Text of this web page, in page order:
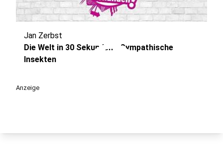
play_circle
Jan Zerbst
Die Welt in 30 Sekunden - Sympathische
Insekten
Anzeige